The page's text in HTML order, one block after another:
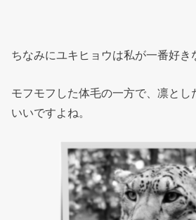
ちなみにユキヒョウは私が一番好き
モフモフした体毛の一方で、凛とし
いいですよね。